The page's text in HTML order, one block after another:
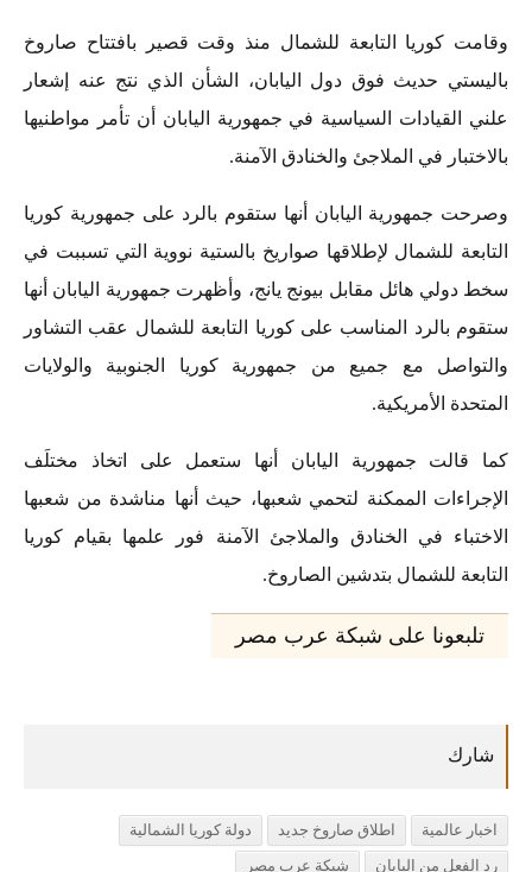
وقامت كوريا التابعة للشمال منذ وقت قصير بافتتاح صاروخ
باليستي حديث فوق دول اليابان، الشأن الذي نتج عنه إشعار
علني القيادات السياسية في جمهورية اليابان أن تأمر مواطنيها
بالاختبار في الملاجئ والخنادق الآمنة.
وصرحت جمهورية اليابان أنها ستقوم بالرد على جمهورية كوريا
التابعة للشمال لإطلاقها صواريخ بالستية نووية التي تسببت في
سخط دولي هائل مقابل بيونج يانج، وأظهرت جمهورية اليابان أنها
ستقوم بالرد المناسب على كوريا التابعة للشمال عقب التشاور
والتواصل مع جميع من جمهورية كوريا الجنوبية والولايات
المتحدة الأمريكية.
كما قالت جمهورية اليابان أنها ستعمل على اتخاذ مختلَف
الإجراءات الممكنة لتحمي شعبها، حيث أنها مناشدة من شعبها
الاختباء في الخنادق والملاجئ الآمنة فور علمها بقيام كوريا
التابعة للشمال بتدشين الصاروخ.
تلبعونا على شبكة عرب مصر
اخبار عالمية اطلاق صاروخ جديد
دولة كوريا الشمالية
رد الفعل من اليابان
شبكة عرب مصر